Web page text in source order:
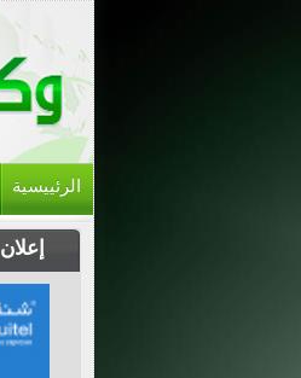
الرئييسية
إعلان